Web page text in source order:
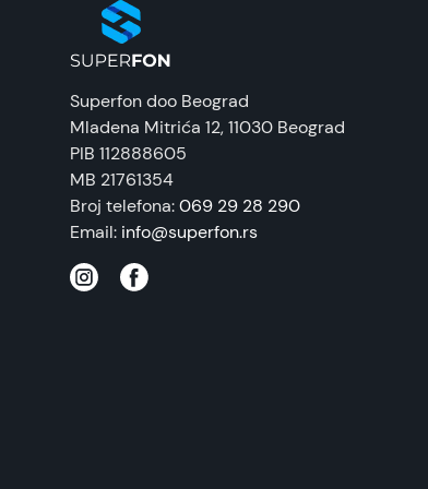
Zemlja porekla:
Prava potrošača:
Napomena:
Superfon doo Beograd
Mladena Mitrića 12, 11030 Beograd
PIB 112888605
MB 21761354
Broj telefona:069 29 28 290
Email: info@superfon.rs